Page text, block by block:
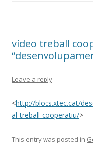
vídeo treball
Leave a reply
<http://blocs.xtec.cat/
al-treball-cooperatiu/>
This entry was posted in